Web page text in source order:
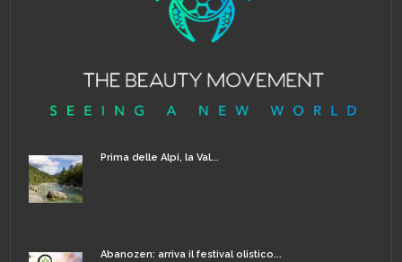
Prima delle Alpi, la Val...
Abanozen: arriva il festival olistico...